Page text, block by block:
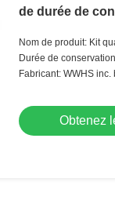
de durée de
Nom de produit: Kit
Cys-C
Durée de
stockage: 12 mois à
Fabricant: WWHS
Obtenez